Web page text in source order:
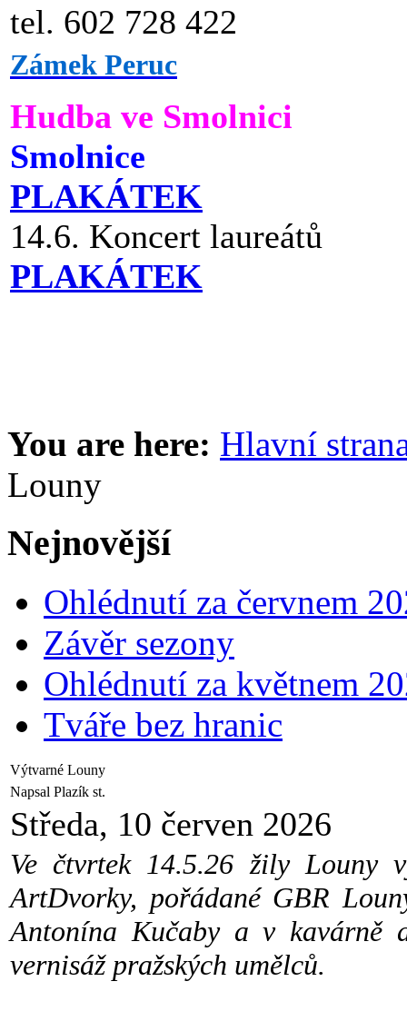
tel. 602 728 422
Zámek Peruc
Hudba ve Smolnici
Smolnice
PLAKÁTEK
14.6. Koncert laureátů
PLAKÁTEK
You are here: Hlavní
Louny
Nejnovější
Ohlédnutí za červnem
Závěr sezony
Ohlédnutí za květnem
Tváře bez hranic
Výtvarné Louny
Napsal Plazík st.
Středa, 10 červen 2026
Ve čtvrtek 14.5.26 žily Louny
ArtDvorky, pořádané GBR
Antonína Kučaby a v kavárně
vernisáž pražských umělců.